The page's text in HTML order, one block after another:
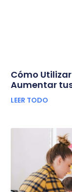
Cómo
Aumentar
LEER TODO